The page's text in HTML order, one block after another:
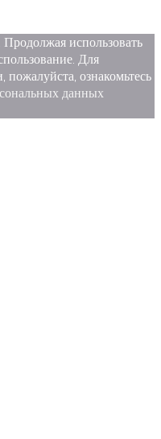
использовать
Для
ознакомьтесь
данных